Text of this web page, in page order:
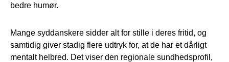
bedre humør.
Mange syddanskere sidder alt for stille i deres fritid, og
samtidig giver stadig flere udtryk for, at de har et dårligt
mentalt helbred. Det viser den regionale sundhedsprofil,